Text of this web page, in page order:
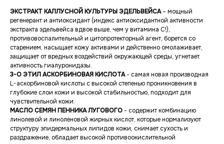
ЭКСТРАКТ КАЛЛУСНОЙ КУЛЬТУРЫ ЭДЕЛЬВЕЙСА– мощный
регенерант и антиоксидант (индекс антиоксидантной активности
экстракта эдельвейса вдвое выше, чем у витамина С!),
противовоспалительный и цитопротекторный агент, борется со
старением, насыщает кожу активами и действенно омолаживает,
защищает от вредных воздействий окружающей среды, угнетает
активность гиалуронидазы.
3-О ЭТИЛ АСКОРБИНОВАЯ КИСЛОТА- самая новая производная
L-аскорбиновой кислоты с высокой степенью проникновения в
глубокие слои кожи и высокой стабильностью, подходит для
чувствительной кожи.
МАСЛО СЕМЯН ПЕННИКА ЛУГОВОГО - содержит комбинацию
линолевой и линоленовой жирных кислот, которые нормализуют
структуру эпидермальных липидов кожи, снимает сухость и
раздражение, обладает высокой противоокислительной